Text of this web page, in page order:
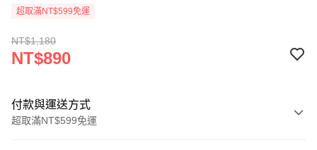
超取滿NT$599免運
NT$1,180
NT$890
付款與運送方式
超取滿NT$599免運